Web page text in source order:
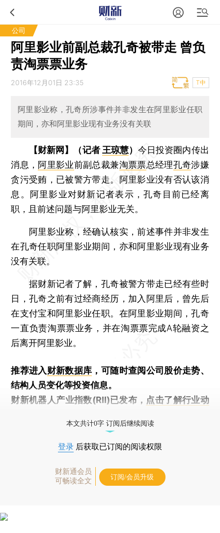
公司
阿里影业前副总裁孔奇被带走 曾负
责淘票票业务
2016年12月01日 23:35 T中
阿里影业称，孔奇所涉事件并非发生在阿里影业任职
期间，亦和阿里影业现有业务没有关联
【财新网】（记者 王琼慧） 今日投资圈内传出
消息， 阿里影业前副总裁兼淘票票总经理孔奇涉嫌
贪污受贿，已被警方带走。阿里影业没有否认该消
息。阿里影业对财新记者表示，孔奇目前已经离
职，且前述问题与阿里影业无关。
阿里影业称，经确认核实，前述事件并非发生
在孔奇任职阿里影业期间，亦和阿里影业现有业务
没有关联。
据财新记者了解，孔奇被警方带走已经有些时
日，孔奇之前有过经商经历，加入阿里后，曾先后
在支付宝和阿里影业任职。在阿里影业期间，孔奇
一直负责淘票票业务，并在淘票票完成A轮融资之
后离开阿里影业。
推荐进入财新数据库 ，可随时查阅公司股价走势、
结构人员变化等投资信息。
财新机器人产业指数(RII)已发布， 点击了解行业动
本文共计0字 订阅后继续阅读
登录 后获取已订阅的阅读权限
财新通会员
可畅读全文
订阅/会员升级